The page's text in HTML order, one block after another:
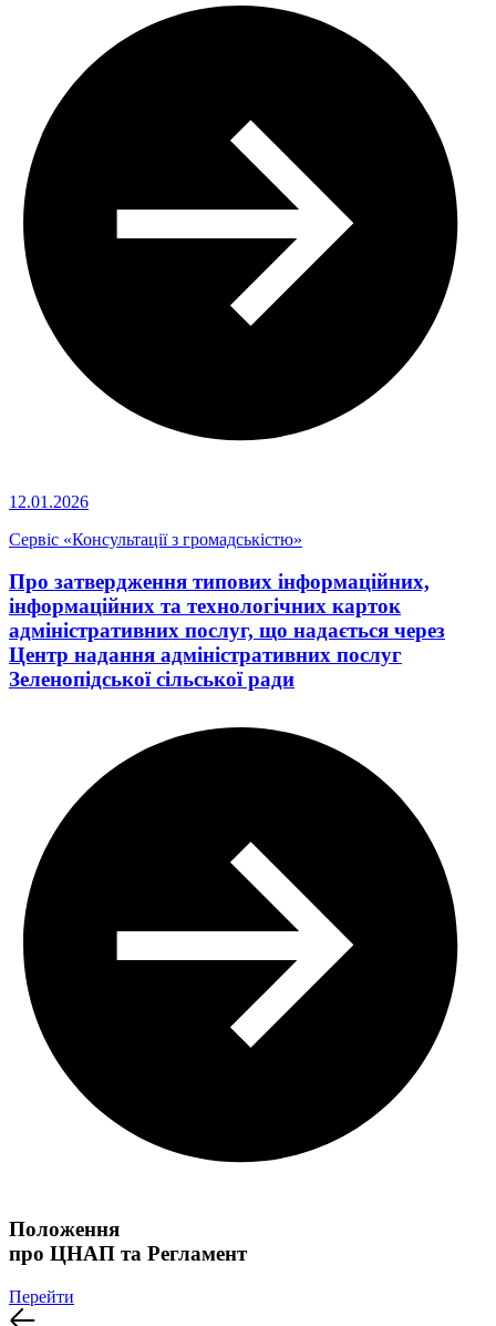
12.01.2026
Сервіс «Консультації з громадськістю»
Про затвердження типових інформаційних,
інформаційних та технологічних карток
адміністративних послуг, що надається через
Центр надання адміністративних послуг
Зеленопідської сільської ради
Положення
про ЦНАП та Регламент
Перейти